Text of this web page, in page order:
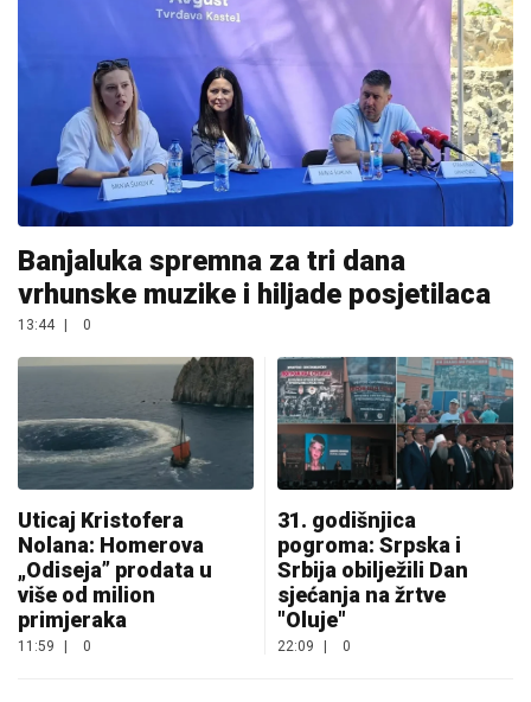
Banjaluka spremna za tri dana
vrhunske muzike i hiljade posjetilaca
13:44 0
Uticaj Kristofera
Nolana: Homerova
„Odiseja” prodata u
više od milion
primjeraka
11:59 0
31. godišnjica
pogroma: Srpska i
Srbija obilježili Dan
sjećanja na žrtve
"Oluje"
22:09 0